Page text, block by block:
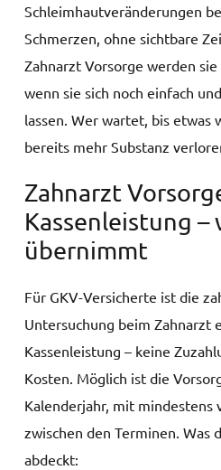
Schleimhautveränderungen
Schmerzen, ohne sichtbare
Zahnarzt Vorsorge werden
wenn sie sich noch einfach
lassen. Wer wartet, bis etwas
bereits mehr Substanz
Zahnarzt
Kassenleistung –
übernimmt
Für GKV-Versicherte ist die
Untersuchung beim Zahnarzt
Kassenleistung – keine
Kosten. Möglich ist die
Kalenderjahr, mit mindestens
zwischen den Terminen. Was
abdeckt: